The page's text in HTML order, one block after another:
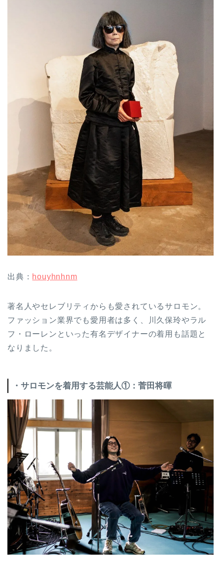
出典： houyhnhnm
著名人やセレブリティからも愛されているサロモン。
ファッション業界でも愛用者は多く、川久保玲やラル
フ・ローレンといった有名デザイナーの着用も話題と
なりました。
・サロモンを着用する芸能人①：菅田将暉